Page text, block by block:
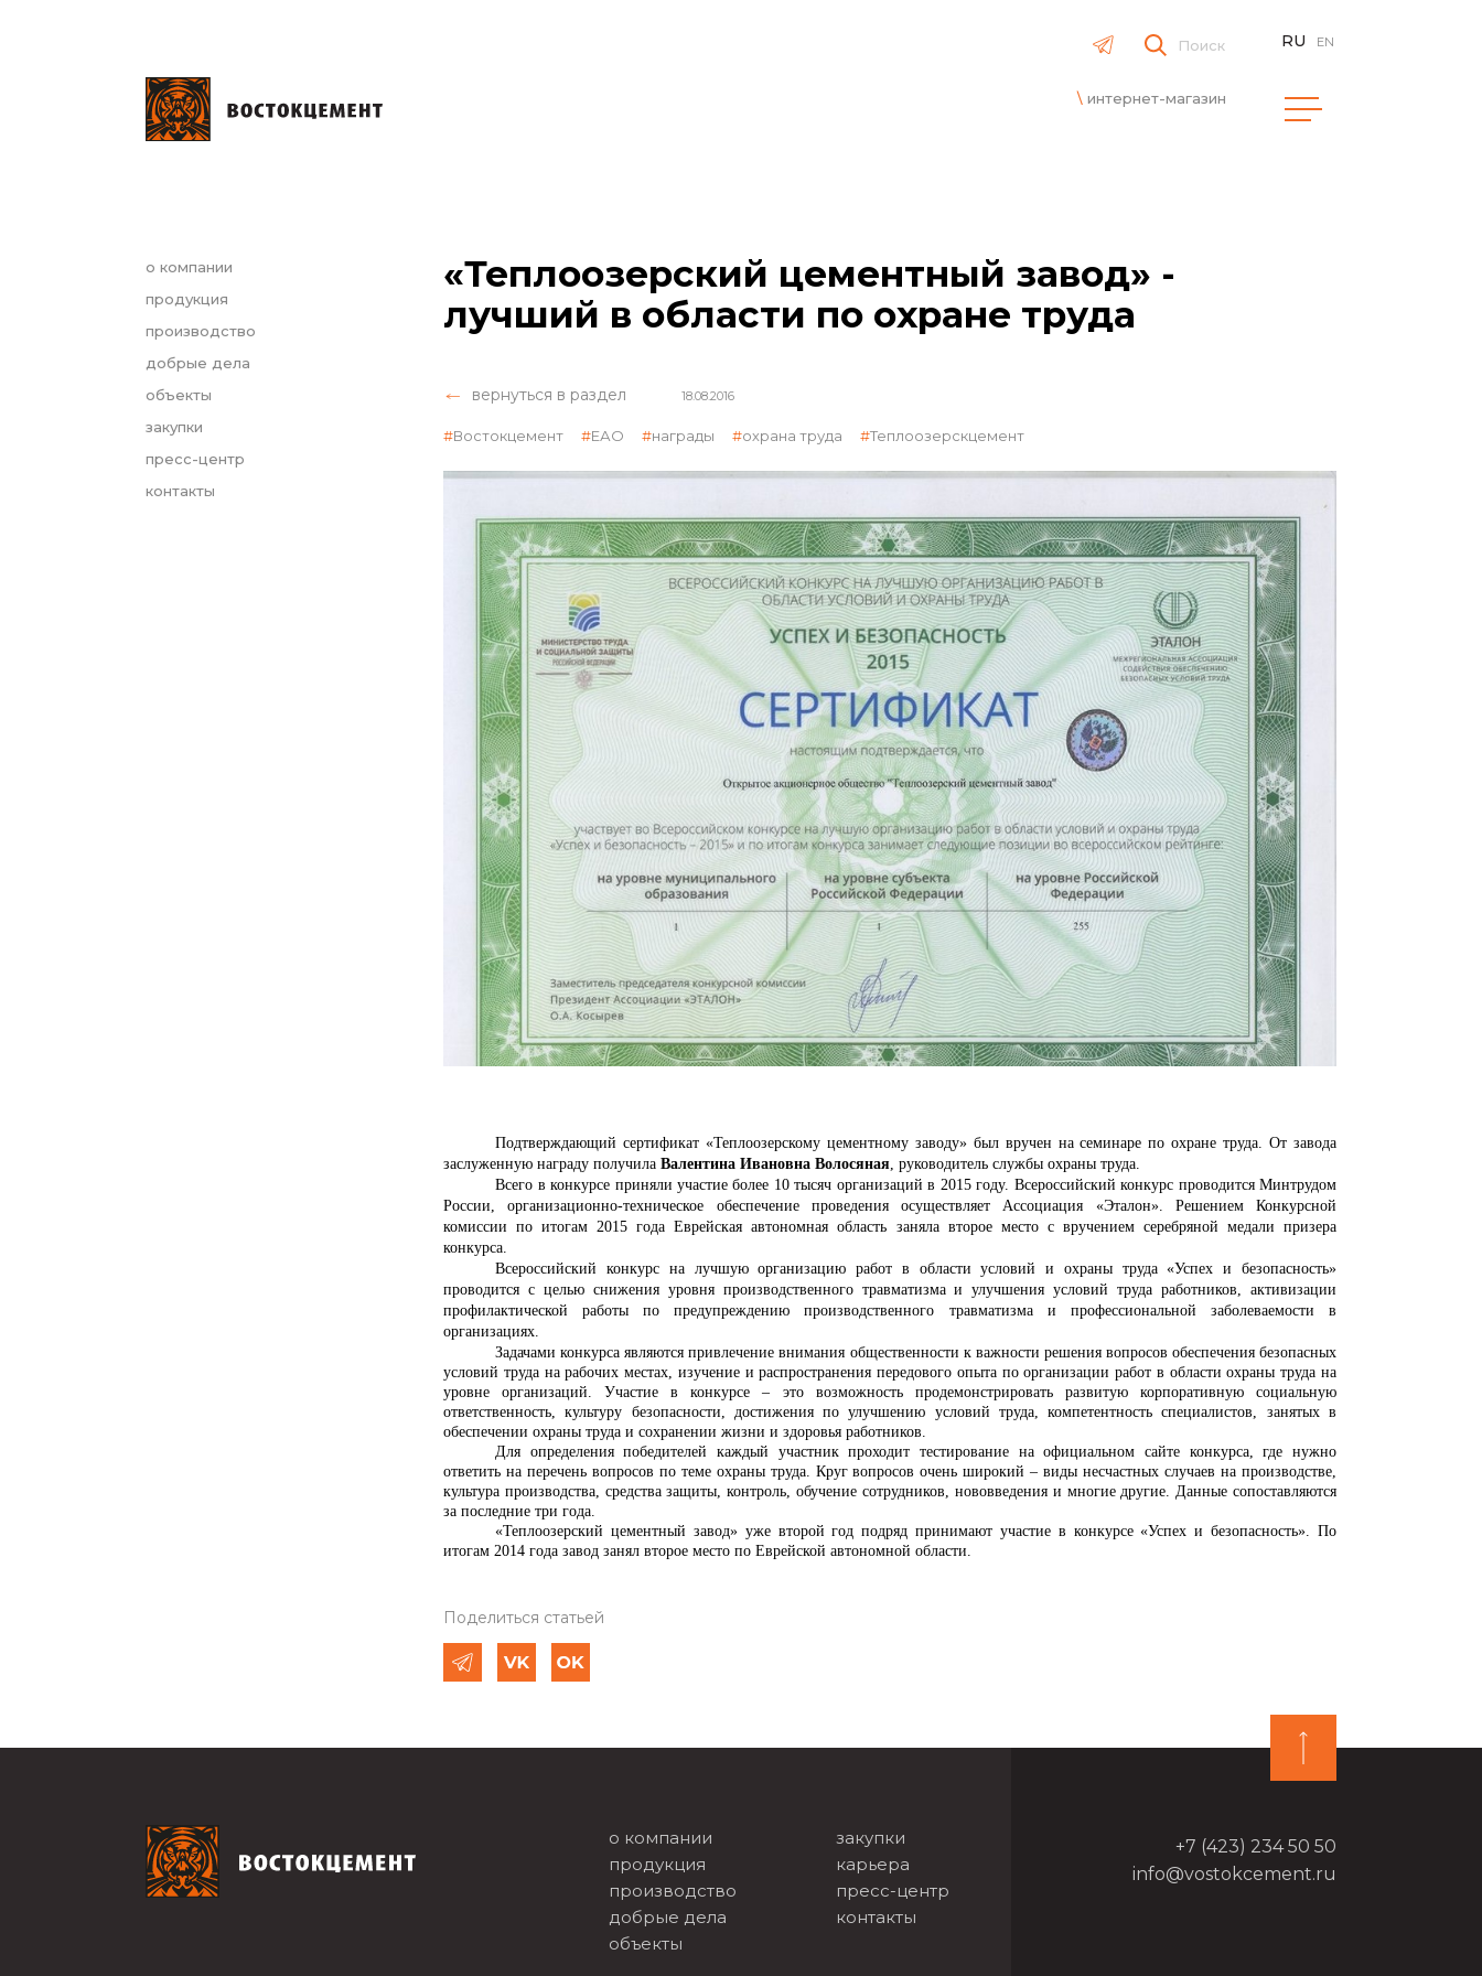
Поиск
интернет-магазин
RU EN
о компании
продукция
производство
добрые дела
объекты
закупки
пресс-центр
контакты
«Теплоозерский цементный завод» -
лучший в области по охране труда
вернуться в раздел 18.08.2016
Востокцемент ЕАО награды охрана труда Теплоозерскцемент
Подтверждающий сертификат «Теплоозерскому цементному заводу» был вручен на семинаре по охране труда. От завода
заслуженную награду получила Валентина Ивановна Волосяная, руководитель службы охраны труда.
Всего в конкурсе приняли участие более 10 тысяч организаций в 2015 году. Всероссийский конкурс проводится Минтрудом
России, организационно-техническое обеспечение проведения осуществляет Ассоциация «Эталон». Решением Конкурсной
комиссии по итогам 2015 года Еврейская автономная область заняла второе место с вручением серебряной медали призера
конкурса.
Всероссийский конкурс на лучшую организацию работ в области условий и охраны труда «Успех и безопасность»
проводится с целью снижения уровня производственного травматизма и улучшения условий труда работников, активизации
профилактической работы по предупреждению производственного травматизма и профессиональной заболеваемости в
организациях.
Задачами конкурса являются привлечение внимания общественности к важности решения вопросов обеспечения безопасных
условий труда на рабочих местах, изучение и распространения передового опыта по организации работ в области охраны труда на
уровне организаций. Участие в конкурсе – это возможность продемонстрировать развитую корпоративную социальную
ответственность, культуру безопасности, достижения по улучшению условий труда, компетентность специалистов, занятых в
обеспечении охраны труда и сохранении жизни и здоровья работников.
Для определения победителей каждый участник проходит тестирование на официальном сайте конкурса, где нужно
ответить на перечень вопросов по теме охраны труда. Круг вопросов очень широкий – виды несчастных случаев на производстве,
культура производства, средства защиты, контроль, обучение сотрудников, нововведения и многие другие. Данные сопоставляются
за последние три года.
«Теплоозерский цементный завод» уже второй год подряд принимают участие в конкурсе «Успех и безопасность». По
итогам 2014 года завод занял второе место по Еврейской автономной области.
Поделиться статьей
о компании
продукция
производство
добрые дела
объекты
закупки
карьера
пресс-центр
контакты
+7 (423) 234 50 50
info@vostokcement.ru